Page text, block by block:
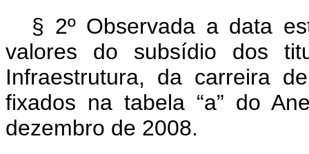
§ 2º Observada a data
valores do subsídio dos
Infraestrutura, da carreira
fixados na tabela “a” do
dezembro de 2008.